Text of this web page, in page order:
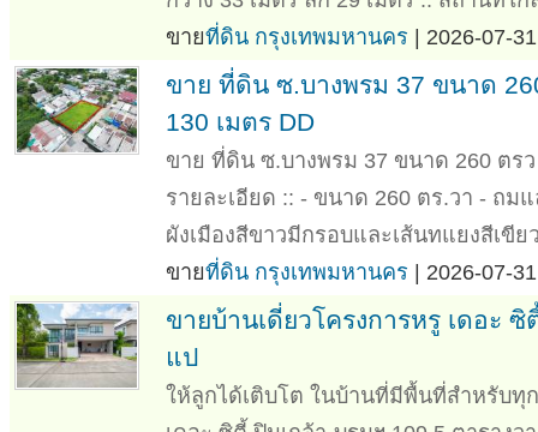
ขายที่ดิน กรุงเทพมหานคร | 2026-07-
ขาย ที่ดิน ซ.บางพรม 37 ขนาด
130 เมตร DD
ขาย ที่ดิน ซ.บางพรม 37 ขนาด 260 ตร
รายละเอียด :: - ขนาด 260 ตร.วา - ถม
ผังเมืองสีขาวมีกรอบและเส้นทแยงสีเขีย
ขายที่ดิน กรุงเทพมหานคร | 2026-07-
ขายบ้านเดี่ยวโครงการหรู เดอะ
แป
ให้ลูกได้เติบโต ในบ้านที่มีพื้นที่สำหรับทุ